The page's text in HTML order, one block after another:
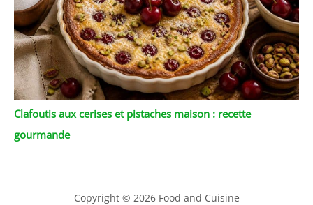
Clafoutis aux cerises et pistaches maison : recette
gourmande
Copyright © 2026 Food and Cuisine